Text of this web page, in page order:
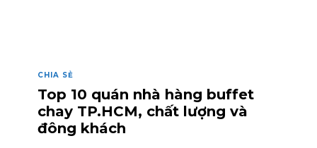
CHIA SẺ
Top 10 quán nhà hàng buffet
chay TP.HCM, chất lượng và
đông khách